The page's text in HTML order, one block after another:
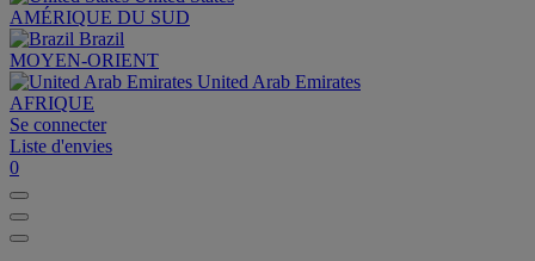
AMÉRIQUE DU SUD
Brazil
MOYEN-ORIENT
United Arab Emirates
AFRIQUE
Se connecter
Liste d'envies
0